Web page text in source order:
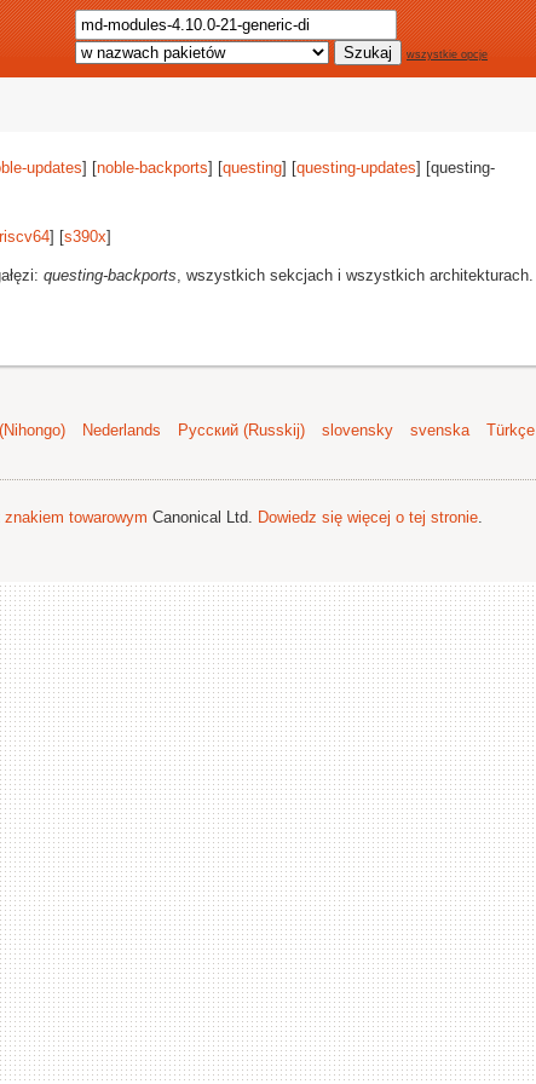
wszystkie opcje
updates] [noble-backports] [questing] [questing-updates] [questing-
riscv64] [s390x]
questing-backports, wszystkich sekcjach i wszystkich architekturach.
Nederlands Русский (Russkij) slovensky svenska
Türkçe
znakiem towarowym Canonical Ltd. Dowiedz się więcej o tej stronie.